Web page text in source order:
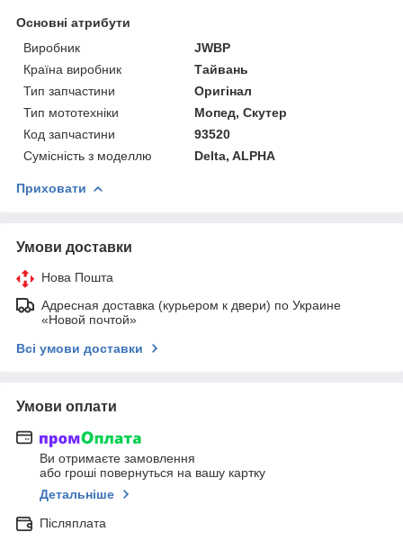
Основні атрибути
Виробник
JWBP
Країна виробник
Тайвань
Тип запчастини
Оригінал
Тип мототехніки
Мопед, Скутер
Код запчастини
93520
Сумісність з моделлю
Delta, ALPHA
Приховати
Умови доставки
Нова Пошта
Адресная доставка (курьером к двери) по Украине
«Новой почтой»
Всі умови доставки
Умови оплати
Ви отримаєте замовлення
або гроші повернуться на вашу картку
Детальніше
Післяплата